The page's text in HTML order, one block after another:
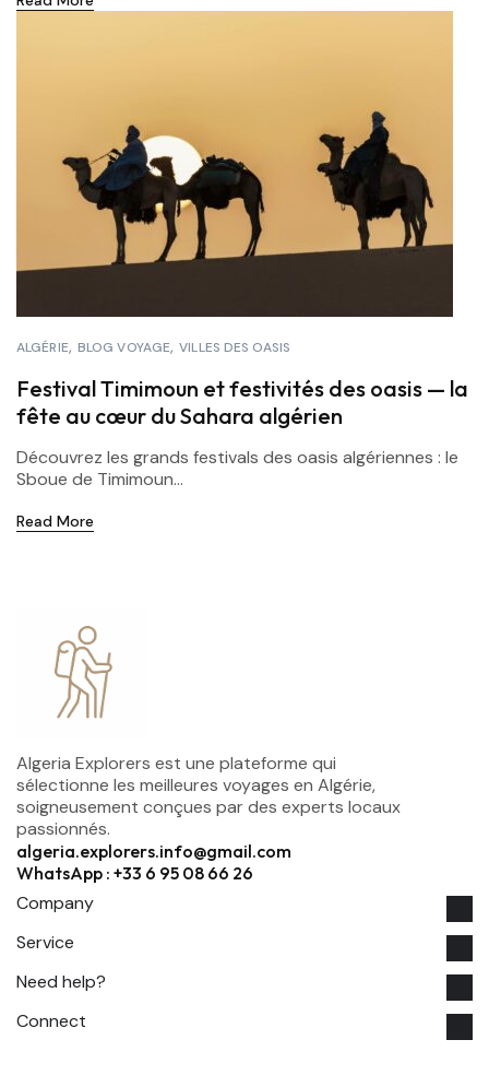
ALGÉRIE BLOG VOYAGE VILLES DES OASIS
Festival Timimoun et festivités des oasis — la
fête au cœur du Sahara algérien
Découvrez les grands festivals des oasis algériennes : le
Sboue de Timimoun...
Read More
Algeria Explorers est une plateforme qui
sélectionne les meilleures voyages en Algérie,
soigneusement conçues par des experts locaux
passionnés.
algeria.explorers.info@gmail.com
WhatsApp : +33 6 95 08 66 26
Company
Service
Need help?
Connect